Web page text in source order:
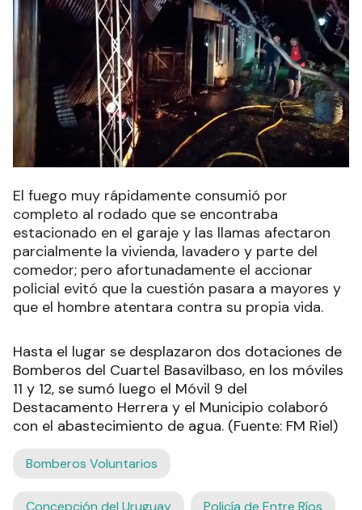
El fuego muy rápidamente consumió por
completo al rodado que se encontraba
estacionado en el garaje y las llamas afectaron
parcialmente la vivienda, lavadero y parte del
comedor; pero afortunadamente el accionar
policial evitó que la cuestión pasara a mayores y
que el hombre atentara contra su propia vida.
Hasta el lugar se desplazaron dos dotaciones de
Bomberos del Cuartel Basavilbaso, en los móviles
11 y 12, se sumó luego el Móvil 9 del
Destacamento Herrera y el Municipio colaboró
con el abastecimiento de agua. (Fuente: FM Riel)
Bomberos Voluntarios
Concepción del Uruguay Policía de Entre Ríos